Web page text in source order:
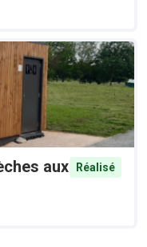
aux
Réalisé